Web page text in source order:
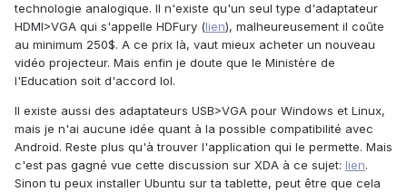
technologie analogique. Il n'existe qu'un seul type d'adaptateur
HDMI>VGA qui s'appelle HDFury (lien), malheureusement il coûte
au minimum 250$. A ce prix là, vaut mieux acheter un nouveau
vidéo projecteur. Mais enfin je doute que le Ministère de
l'Education soit d'accord lol.
Il existe aussi des adaptateurs USB>VGA pour Windows et Linux,
mais je n'ai aucune idée quant à la possible compatibilité avec
Android. Reste plus qu'à trouver l'application qui le permette. Mais
c'est pas gagné vue cette discussion sur XDA à ce sujet: lien.
Sinon tu peux installer Ubuntu sur ta tablette, peut être que cela